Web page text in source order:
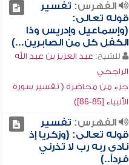
الفهرس: تفسير
قوله تعالى:
(وإسماعيل وإدريس وذا
الكفل كل من الصابرين...)
للشيخ: عبد العزيز بن عبد الله
الراجحي
جزء من محاضرة ( تفسير سورة
الأنبياء [85-86])
الفهرس: تفسير
قوله تعالى: (وزكريا إذ
نادى ربه رب لا تذرني
فرداً..)